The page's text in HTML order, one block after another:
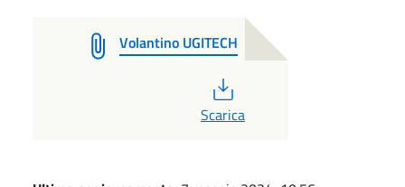
Volantino UGITECH
Scarica